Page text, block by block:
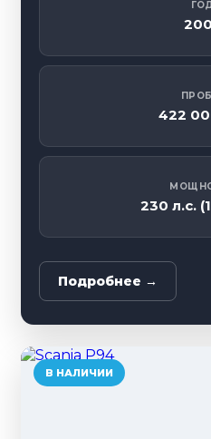
422
230 л.с.
Подробнее →
В НАЛИЧИИ